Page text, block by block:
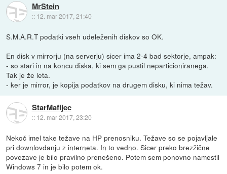
MrStein
:: 12. mar 2017, 21:40
S.M.A.R.T podatki vseh udeleženih diskov so OK.
En disk v mirrorju (na serverju) sicer ima 2-4 bad sektorje, ampak:
- so stari in na koncu diska, ki sem ga pustil neparticioniranega.
Tak je že leta.
- ker je mirror, je kopija podatkov na drugem disku, ki nima težav.
StarMafijec
:: 12. mar 2017, 23:20
Nekoč imel take težave na HP prenosniku. Težave so se pojavljale
pri downlovdanju z interneta. In to vedno. Sicer preko brezžične
povezave je bilo pravilno prenešeno. Potem sem ponovno namestil
Windows 7 in je bilo potem ok.